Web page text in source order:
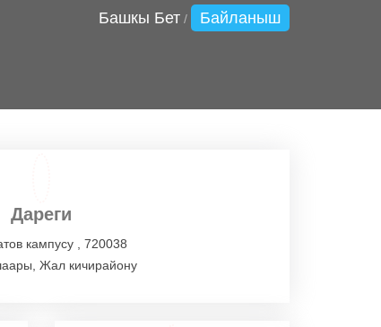
Башкы Бет Байланыш
Дареги
кампусу , 720038
Жал кичирайону